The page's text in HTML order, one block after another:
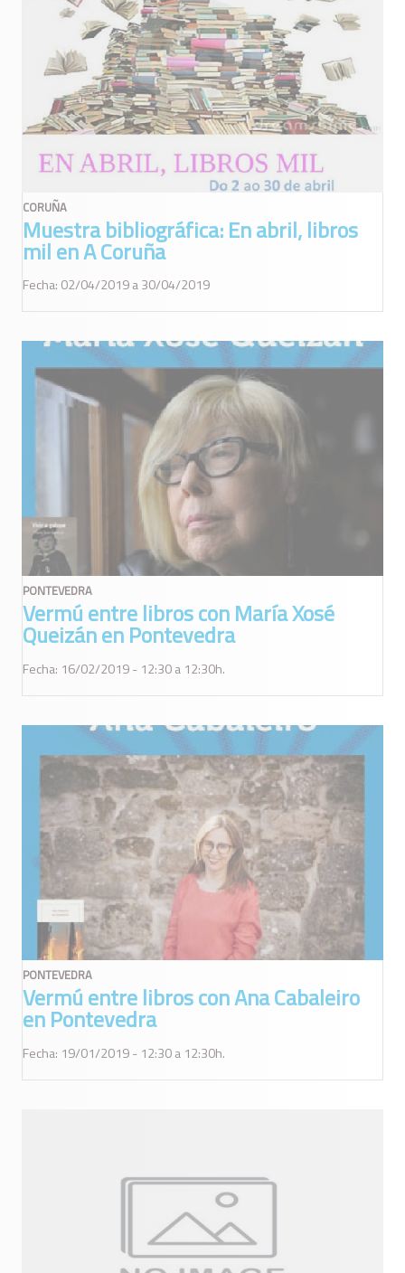
CORUÑA
Muestra bibliográfica: En abril, libros
mil en A Coruña
Fecha: 02/04/2019 a 30/04/2019
PONTEVEDRA
Vermú entre libros con María Xosé
Queizán en Pontevedra
Fecha: 16/02/2019 - 12:30 a 12:30h.
PONTEVEDRA
Vermú entre libros con Ana Cabaleiro
en Pontevedra
Fecha: 19/01/2019 - 12:30 a 12:30h.